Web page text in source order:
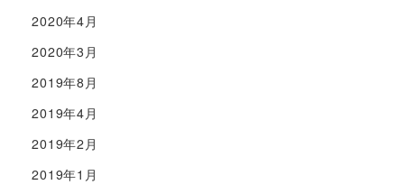
2020年4月
2020年3月
2019年8月
2019年4月
2019年2月
2019年1月